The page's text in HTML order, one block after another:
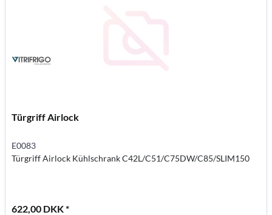
Türgriff Airlock
E0083
Türgriff Airlock Kühlschrank C42L/C51/C75DW/C85/SLIM150
622,00 DKK *